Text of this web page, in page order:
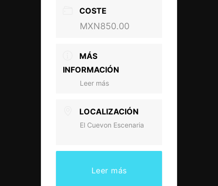
COSTE
MXN850.00
MÁS
INFORMACIÓN
Leer más
LOCALIZACIÓN
El Cuevon Escenaria
Leer más